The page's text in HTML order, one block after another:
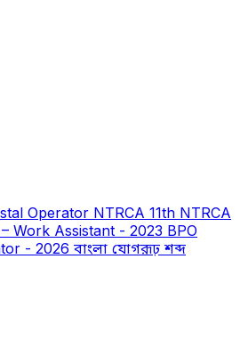
Operator NTRCA 11th NTRCA
– Work Assistant - 2023 BPO
- 2026 বাংলা যোগরূঢ় শব্দ